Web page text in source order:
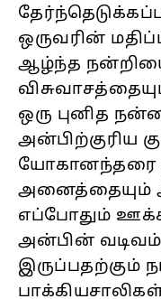
ஒருவரின்
ஆழ்ந்த
ஒரு புனித
அன்பிற்குரிய
யோகானந்தரை
அனைத்தையும்
எப்போதும்
அன்பின்
இருப்பதற்கும்